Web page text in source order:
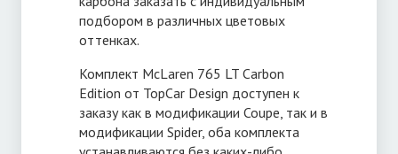
подбором в различных цветовых
оттенках.
Комплект McLaren 765 LT Carbon
Edition от TopCar Design доступен к
заказу как в модификации Coupe, так и в
модификации Spider, оба комплекта